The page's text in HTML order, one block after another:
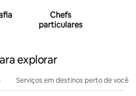
Chefs
particulares
explorar
Serviços em destinos perto de você